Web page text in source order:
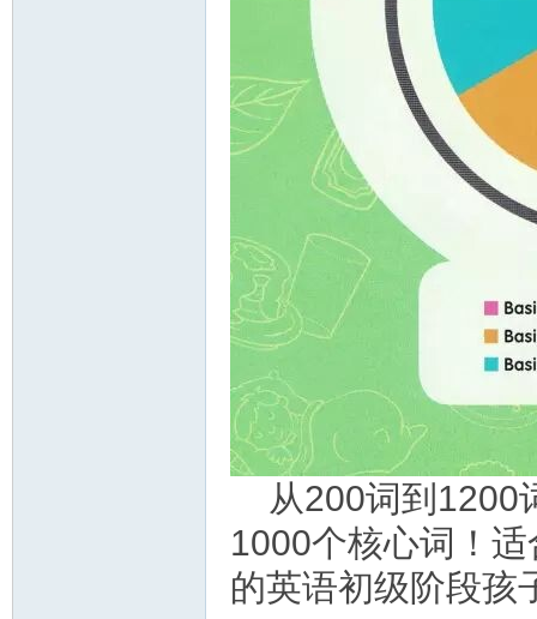
从200词到1200
1000个核心词！
的英语初级阶段孩